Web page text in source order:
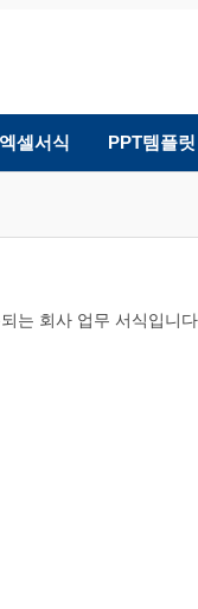
엑셀서식 PPT템플릿
는 회사 업무 서식입니다.